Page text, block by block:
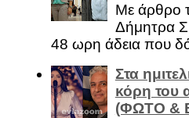
Με άρθρο
Δήμητρα
48 ωρη άδεια που
Στα
κόρη του
(ΦΩΤΟ &